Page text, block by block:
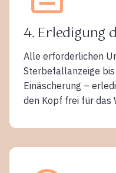
4. Erledigung
Alle erforderlichen
Sterbefallanzeige
Einäscherung –
den Kopf frei für das